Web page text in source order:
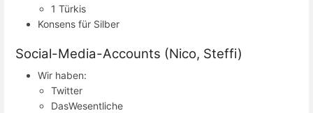
1 Türkis
Konsens für Silber
Social-Media-Accounts (Nico, Steffi)
Wir haben:
Twitter
DasWesentliche